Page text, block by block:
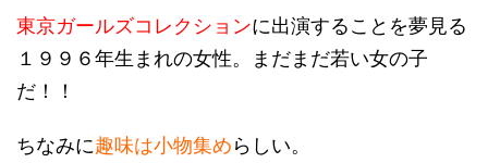
東京ガールズコレクションに出演することを夢見る
１９９６年生まれの女性。まだまだ若い女の子
だ！！
ちなみに趣味は小物集めらしい。